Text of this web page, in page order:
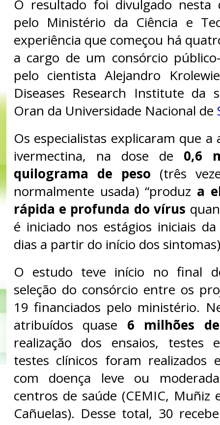
O resultado foi divulgado nesta
pelo Ministério da Ciência e
experiência que começou há
a cargo de um consórcio
pelo cientista Alejandro
Diseases Research Institute da
Oran da Universidade Nacional de
Os especialistas explicaram que a
ivermectina, na dose de 0,6
quilograma de peso (três
normalmente usada) “produz a
rápida e profunda do vírus
é iniciado nos estágios iniciais
dias a partir do início dos
O estudo teve início no final
seleção do consórcio entre os
19 financiados pelo ministério.
atribuídos quase 6 milhões
realização dos ensaios, testes
testes clínicos foram realizados
com doença leve ou
centros de saúde (CEMIC, Muñiz
Cañuelas). Desse total, 30